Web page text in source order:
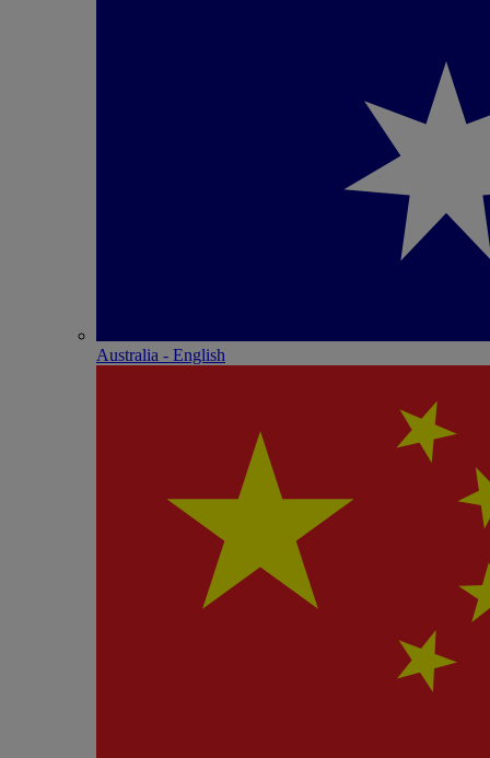
Australia - English